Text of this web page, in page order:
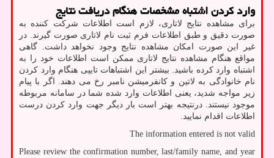
وارد کردن اشتباه مشخصات هنگام دریافت نتایج
برای مشاهده نتایج لاتاری، لازم است اطلاعات شرکت کننده به
صورت دقیق و طبق اطلاعات فرم ثبت نام لاتاری صورت گیرند. در
غیر این صورت امکان مشاهده نتایج وجود نخواهد داشت. گاهی
مواقع هنگام مشاهده نتایج لاتاری ممکن است اطلاعات خود را به
اشتباه وارد کرده باشید. بیشتر این اشتباهات تایپی هنگام وارد کردن
نام خانوادگی به لاتین و کانفرمیشن نامبر رخ می دهند. اگر با پیام
زیر مواجه شدید، یعنی اطلاعات وارد شده شما در سامانه مربوطه
موجود نیستند. درنتیجه بهتر است بار دیگر جهت وارد کردن درست
اطلاعات اقدام نمایید.
The information entered is not valid
Please review the confirmation number, last/family name, and year